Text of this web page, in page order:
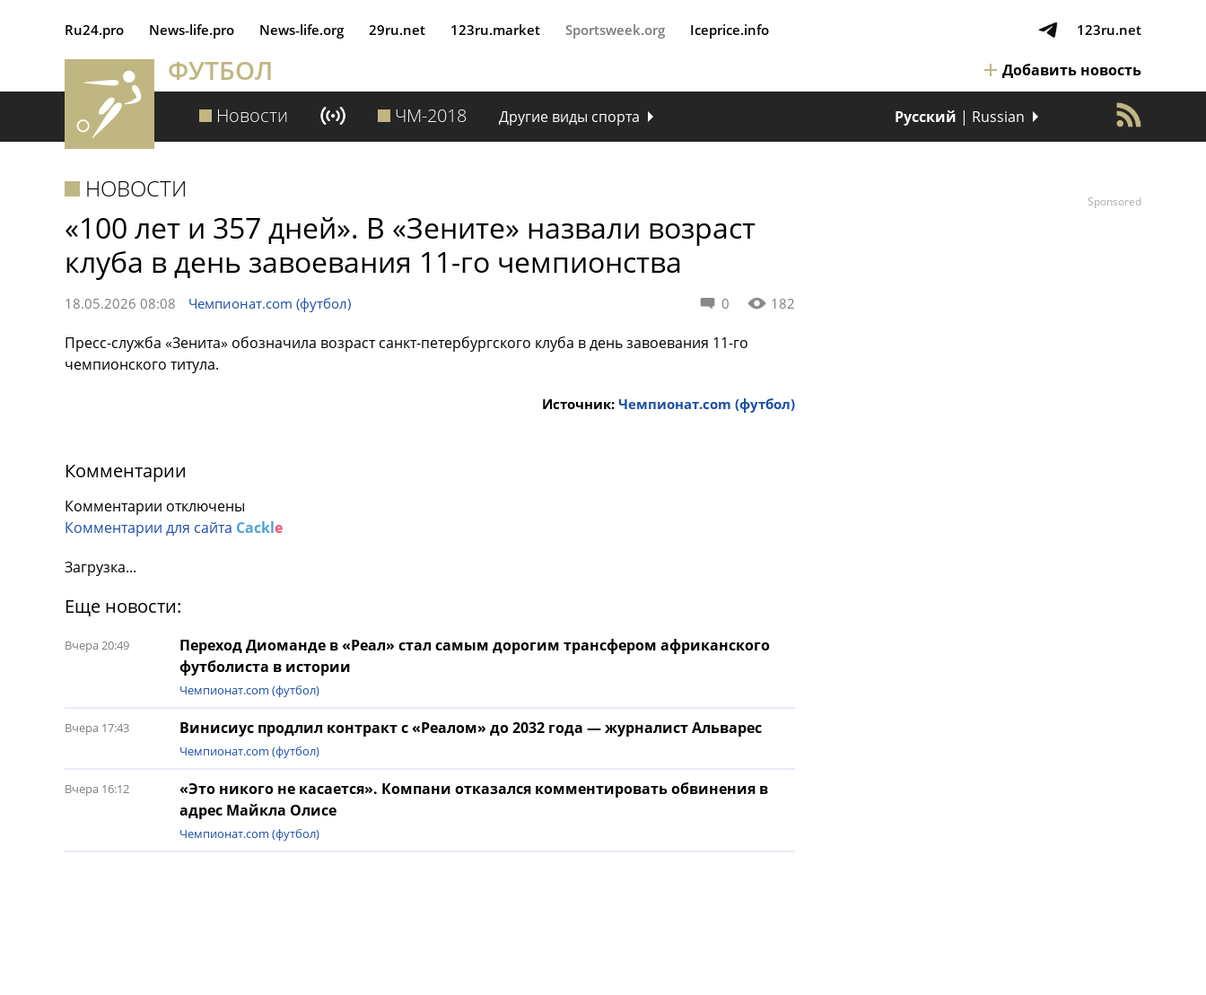
Ru24.pro News‑life.pro News‑life.org 29ru.net 123ru.market Sportsweek.org Iceprice.info 123ru.net
ФУТБОЛ Добавить новость
Новости ЧМ-2018 Другие виды спорта Русский | Russian
НОВОСТИ
«100 лет и 357 дней». В «Зените» назвали возраст
клуба в день завоевания 11-го чемпионства
0 182
18.05.2026 08:08 Чемпионат.com (футбол)
Пресс-служба «Зенита» обозначила возраст санкт-петербургского клуба в день завоевания 11-го
чемпионского титула.
Источник: Чемпионат.com (футбол)
Комментарии
Комментарии отключены
Комментарии для сайта Cackle
Загрузка...
Еще новости:
Переход Диоманде в «Реал» стал самым дорогим трансфером африканского
футболиста в истории
Вчера 20:49
Чемпионат.com (футбол)
Винисиус продлил контракт с «Реалом» до 2032 года — журналист Альварес
Вчера 17:43
Чемпионат.com (футбол)
«Это никого не касается». Компани отказался комментировать обвинения в
адрес Майкла Олисе
Вчера 16:12
Чемпионат.com (футбол)
Sponsored